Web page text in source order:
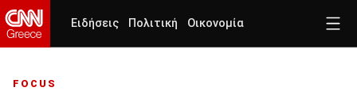
Ειδήσεις Πολιτική Οικονομία
FOCUS